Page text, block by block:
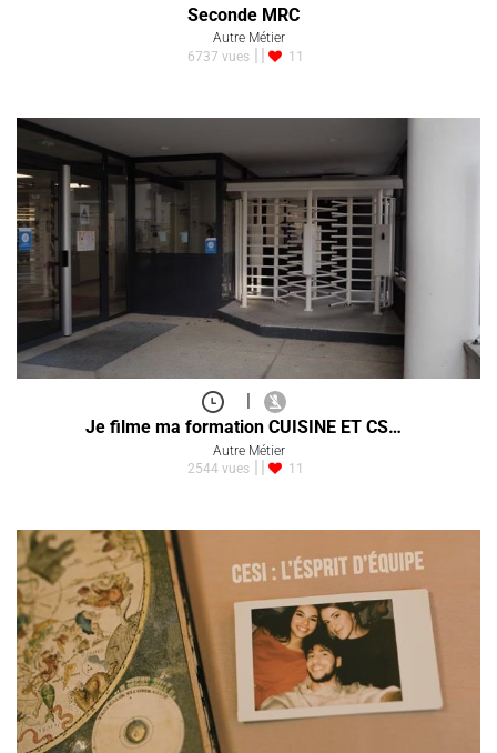
Seconde MRC
Autre Métier
6737 vues
11
|
Je filme ma formation CUISINE ET CS…
Autre Métier
2544 vues
11